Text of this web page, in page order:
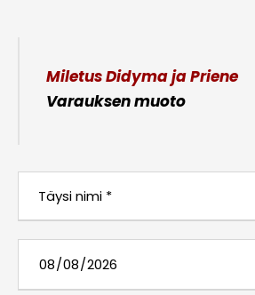
Miletus Didyma ja Priene
Varauksen muoto